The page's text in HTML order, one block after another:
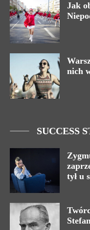
Jak
nich
SUCCESS
tył u